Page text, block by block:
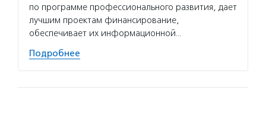
по программе профессионального развития, дает
лучшим проектам финансирование,
обеспечивает их информационной…
Подробнее